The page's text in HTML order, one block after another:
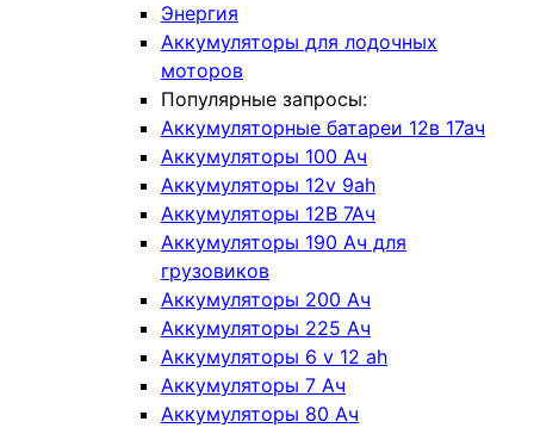
Энергия
Аккумуляторы для лодочных
моторов
Популярные запросы:
Аккумуляторные батареи 12в 17ач
Аккумуляторы 100 Ач
Аккумуляторы 12v 9ah
Аккумуляторы 12В 7Ач
Аккумуляторы 190 Ач для
грузовиков
Аккумуляторы 200 Ач
Аккумуляторы 225 Ач
Аккумуляторы 6 v 12 ah
Аккумуляторы 7 Ач
Аккумуляторы 80 Ач